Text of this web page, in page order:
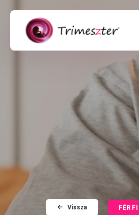
Vissza FÉRFI